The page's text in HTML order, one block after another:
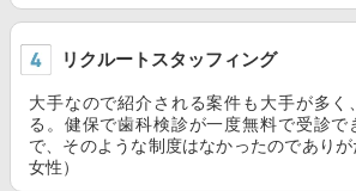
リクルートスタッフィング
大手なので紹介される案件も大手が多く
る。健保で歯科検診が一度無料で受診で
で、そのような制度はなかったのであり
女性）